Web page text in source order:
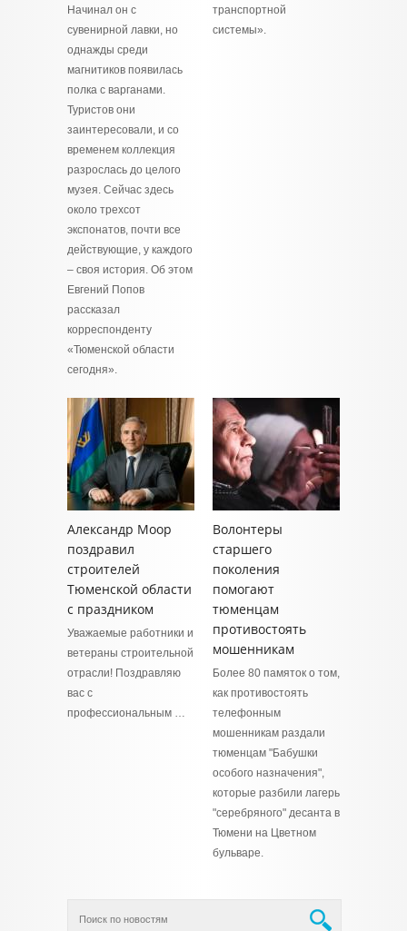
Начинал он с
сувенирной лавки, но
однажды среди
магнитиков появилась
полка с варганами.
Туристов они
заинтересовали, и со
временем коллекция
разрослась до целого
музея. Сейчас здесь
около трехсот
экспонатов, почти все
действующие, у каждого
– своя история. Об этом
Евгений Попов
рассказал
корреспонденту
«Тюменской области
сегодня».
транспортной
системы».
Александр Моор
поздравил
строителей
Тюменской области
с праздником
Уважаемые работники и
ветераны строительной
отрасли! Поздравляю
вас с
профессиональным …
Волонтеры
старшего
поколения
помогают
тюменцам
противостоять
мошенникам
Более 80 памяток о том,
как противостоять
телефонным
мошенникам раздали
тюменцам "Бабушки
особого назначения",
которые разбили лагерь
"серебряного" десанта в
Тюмени на Цветном
бульваре.